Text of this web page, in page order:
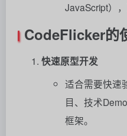
JavaScript）
CodeFlicker的
快速原型开发
适合需要快速
目、技术
框架。